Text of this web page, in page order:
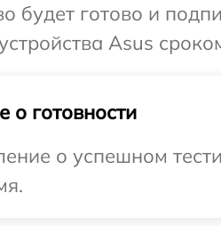
будет готово и
Asus
готовности
о успешном